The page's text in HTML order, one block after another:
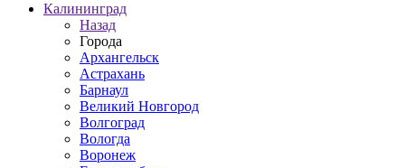
Калининград
Назад
Города
Архангельск
Астрахань
Барнаул
Великий Новгород
Волгоград
Вологда
Воронеж